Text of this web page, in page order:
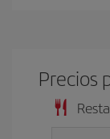
Precios